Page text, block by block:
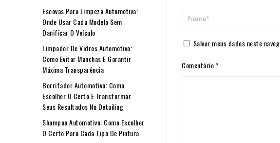
Salvar meus dados neste
Comentário*
Escovas Para Limpeza Automotiva:
Onde Usar Cada Modelo Sem
Danificar O Veículo
Limpador De Vidros Automotivo:
Como Evitar Manchas E Garantir
Máxima Transparência
Borrifador Automotivo: Como
Escolher O Certo E Transformar
Seus Resultados No Detailing
Shampoo Automotivo: Como Escolher
O Certo Para Cada Tipo De Pintura